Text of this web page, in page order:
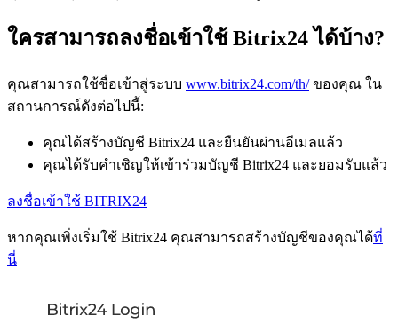
ใครสามารถลงชื่อเข้าใช้ Bitrix24 ได้บ้าง?
คุณสามารถใช้ชื่อเข้าสู่ระบบ www.bitrix24.com/th/ของคุณ ใน
สถานการณ์ดังต่อไปนี้:
คุณได้สร้างบัญชี Bitrix24 และยืนยันผ่านอีเมลแล้ว
คุณได้รับคำเชิญให้เข้าร่วมบัญชี Bitrix24 และยอมรับแล้ว
ลงชื่อเข้าใช้ BITRIX24
หากคุณเพิ่งเริ่มใช้ Bitrix24 คุณสามารถสร้างบัญชีของคุณได้ที่
นี่